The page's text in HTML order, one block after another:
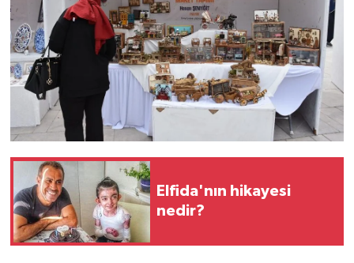
Elfida'nın hikayesi
nedir?